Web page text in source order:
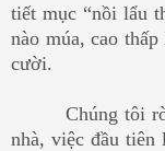
tiết mục “nồi lẩu
nào múa, cao
cười.
Chúng tôi rời
nhà, việc đầu tiên